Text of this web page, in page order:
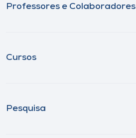
Professores e Colaboradores
Cursos
Pesquisa